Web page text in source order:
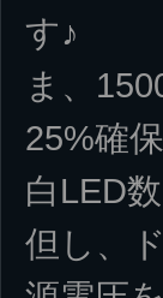
す♪
ま、
25%確
白LED
但し、